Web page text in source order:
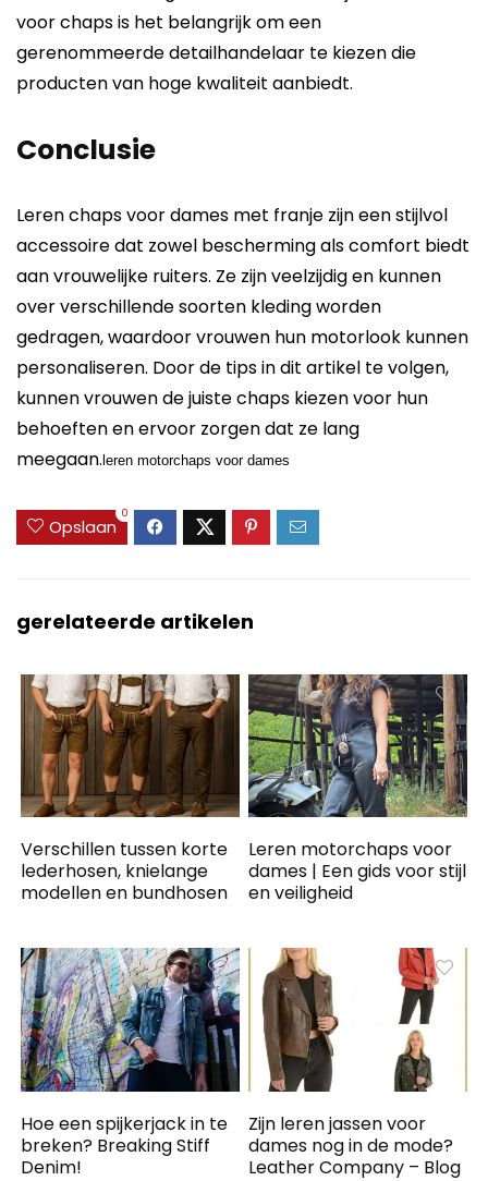
voor chaps is het belangrijk om een ​​
gerenommeerde detailhandelaar te kiezen die
producten van hoge kwaliteit aanbiedt.
Conclusie
Leren chaps voor dames met franje zijn een stijlvol
accessoire dat zowel bescherming als comfort biedt
aan vrouwelijke ruiters. Ze zijn veelzijdig en kunnen
over verschillende soorten kleding worden
gedragen, waardoor vrouwen hun motorlook kunnen
personaliseren. Door de tips in dit artikel te volgen,
kunnen vrouwen de juiste chaps kiezen voor hun
behoeften en ervoor zorgen dat ze lang
meegaan.leren motorchaps voor dames
Opslaan
0
gerelateerde artikelen
Verschillen tussen korte
lederhosen, knielange
modellen en bundhosen
Leren motorchaps voor
dames | Een gids voor stijl
en veiligheid
Hoe een spijkerjack in te
breken? Breaking Stiff
Denim!
Zijn leren jassen voor
dames nog in de mode?
Leather Company – Blog